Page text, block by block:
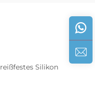
reißfestes Silikon